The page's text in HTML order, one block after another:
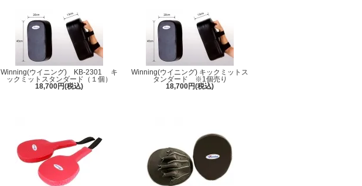
Winning(ウイニング) KB-2301 キ
ックミットスタンダード（１個）
18,700円(税込)
Winning(ウイニング) キックミットス
タンダード ※1個売り
18,700円(税込)